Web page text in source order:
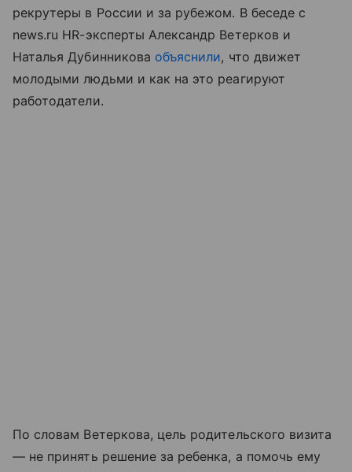
рекрутеры в России и за рубежом. В беседе с
news.ru HR-эксперты Александр Ветерков и
Наталья Дубинникова объяснили, что движет
молодыми людьми и как на это реагируют
работодатели.
По словам Ветеркова, цель родительского визита
— не принять решение за ребенка, а помочь ему